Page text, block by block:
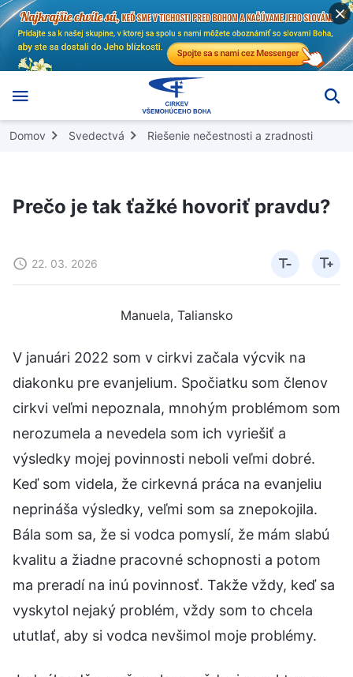
Domov Svedectvá Riešenie nečestnosti a zradnosti
Prečo je tak ťažké hovoriť pravdu?
22. 03. 2026
Manuela, Taliansko
V januári 2022 som v cirkvi začala výcvik na
diakonku pre evanjelium. Spočiatku som členov
cirkvi veľmi nepoznala, mnohým problémom som
nerozumela a nevedela som ich vyriešiť a
výsledky mojej povinnosti neboli veľmi dobré.
Keď som videla, že cirkevná práca na evanjeliu
neprináša výsledky, veľmi som sa znepokojila.
Bála som sa, že si vodca pomyslí, že mám slabú
kvalitu a žiadne pracovné schopnosti a potom
ma preradí na inú povinnosť. Takže vždy, keď sa
vyskytol nejaký problém, vždy som to chcela
ututlať, aby si vodca nevšimol moje problémy.